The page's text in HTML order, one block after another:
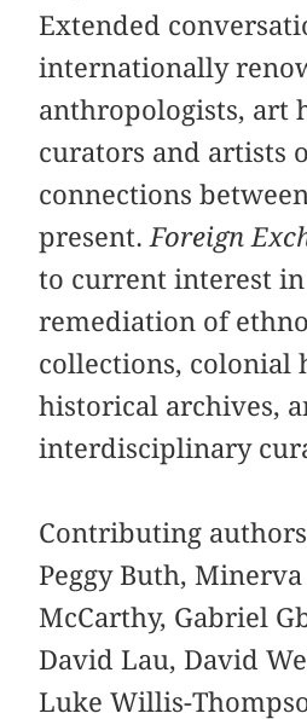
Extended
internationally
anthropologists, art
curators and artists
connections
present. Foreign
to current interest
remediation of
collections, colonial
historical archives,
interdisciplinary
Contributing
Peggy Buth, Minerva
McCarthy, Gabriel
David Lau, David
Luke Willis-